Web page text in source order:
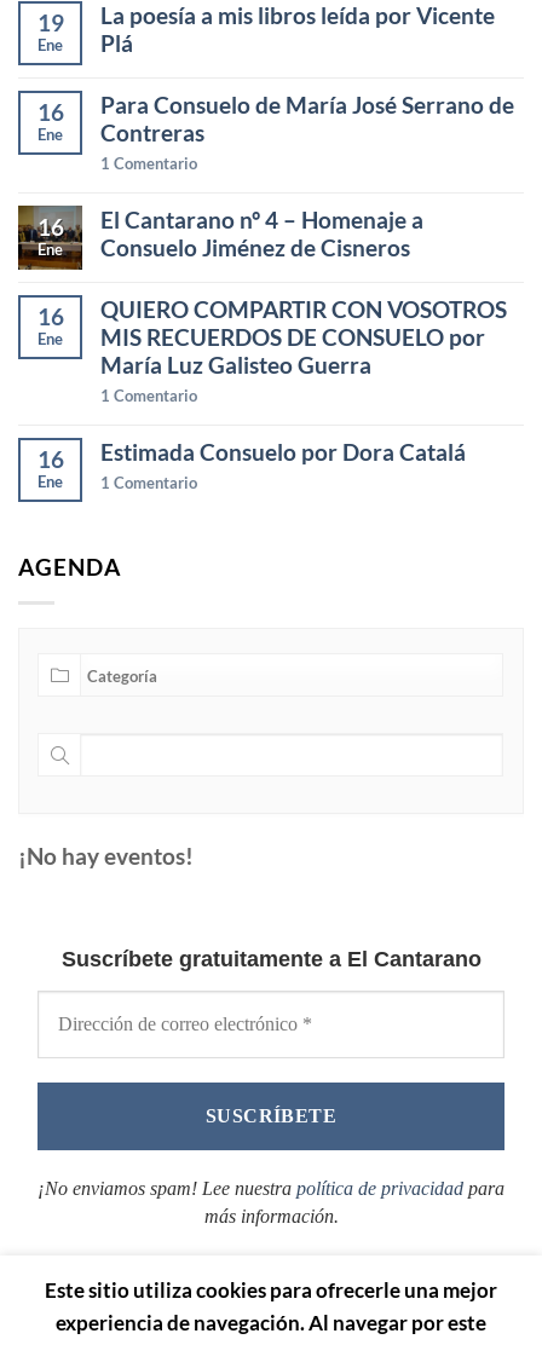
19
Ene
La poesía a mis libros leída por Vicente
Plá
16
Ene
Para Consuelo de María José Serrano de
Contreras
1 Comentario
16
Ene
El Cantarano nº 4 – Homenaje a
Consuelo Jiménez de Cisneros
16
Ene
QUIERO COMPARTIR CON VOSOTROS
MIS RECUERDOS DE CONSUELO por
María Luz Galisteo Guerra
1 Comentario
16
Ene
Estimada Consuelo por Dora Catalá
1 Comentario
AGENDA
¡No hay eventos!
Suscríbete gratuitamente a El Cantarano
¡No enviamos spam! Lee nuestra política de privacidad para
más información.
Este sitio utiliza cookies para ofrecerle una mejor
experiencia de navegación. Al navegar por este